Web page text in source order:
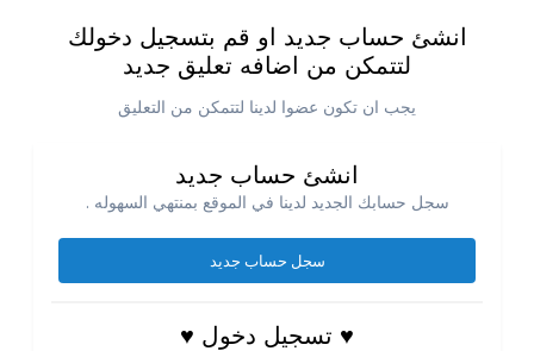
انشئ حساب جديد او قم بتسجيل دخولك
لتتمكن من اضافه تعليق جديد
يجب ان تكون عضوا لدينا لتتمكن من التعليق
انشئ حساب جديد
سجل حسابك الجديد لدينا في الموقع بمنتهي السهوله .
سجل حساب جديد
♥ تسجيل دخول ♥